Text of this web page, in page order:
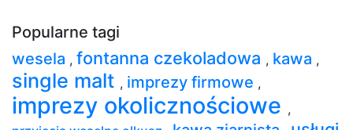
Popularne tagi
wesela , fontanna czekoladowa , kawa ,
single malt , imprezy firmowe ,
imprezy okolicznościowe ,